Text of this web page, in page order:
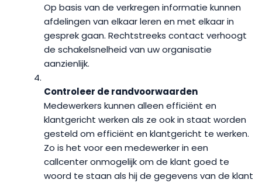
Op basis van de verkregen informatie kunnen
afdelingen van elkaar leren en met elkaar in
gesprek gaan. Rechtstreeks contact verhoogt
de schakelsnelheid van uw organisatie
aanzienlijk.
Controleer de randvoorwaarden
Medewerkers kunnen alleen efficiënt en
klantgericht werken als ze ook in staat worden
gesteld om efficiënt en klantgericht te werken.
Zo is het voor een medewerker in een
callcenter onmogelijk om de klant goed te
woord te staan als hij de gegevens van de klant